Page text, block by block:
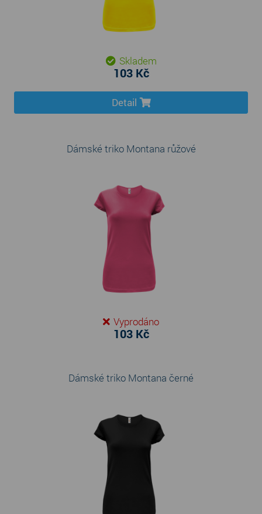
Skladem
103 Kč
Detail
Dámské triko Montana růžové
Vyprodáno
103 Kč
Dámské triko Montana černé